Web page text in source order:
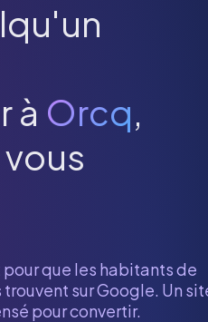
à Orcq,
que les habitants de
trouvent sur Google. Un
pour convertir.